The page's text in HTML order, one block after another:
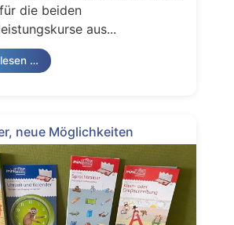
die beiden
aus...
…
neue Möglichkeiten